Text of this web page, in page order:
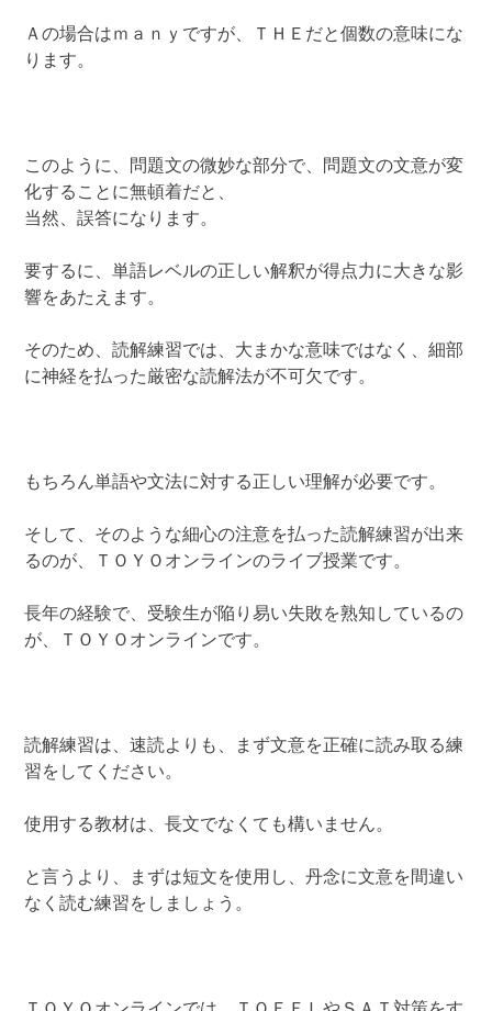
Ａの場合はｍａｎｙですが、ＴＨＥだと個数の意味にな
ります。
このように、問題文の微妙な部分で、問題文の文意が変
化することに無頓着だと、
当然、誤答になります。
要するに、単語レベルの正しい解釈が得点力に大きな影
響をあたえます。
そのため、読解練習では、大まかな意味ではなく、細部
に神経を払った厳密な読解法が不可欠です。
もちろん単語や文法に対する正しい理解が必要です。
そして、そのような細心の注意を払った読解練習が出来
るのが、ＴＯＹＯオンラインのライブ授業です。
長年の経験で、受験生が陥り易い失敗を熟知しているの
が、ＴＯＹＯオンラインです。
読解練習は、速読よりも、まず文意を正確に読み取る練
習をしてください。
使用する教材は、長文でなくても構いません。
と言うより、まずは短文を使用し、丹念に文意を間違い
なく読む練習をしましょう。